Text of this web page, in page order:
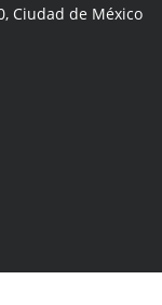
Ciudad de México